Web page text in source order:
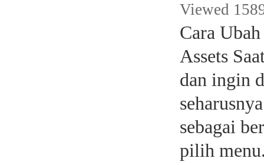
Viewed
Cara
Assets
dan ingin
sebagai
pilih